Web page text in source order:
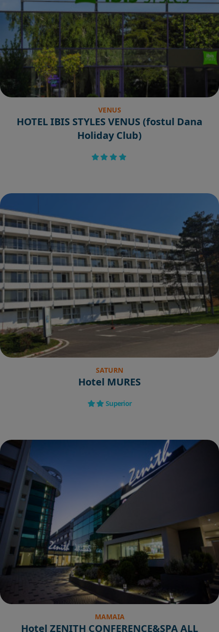
VENUS
HOTEL IBIS STYLES VENUS (fostul Dana
Holiday Club)
SATURN
Hotel MURES
Superior
MAMAIA
Hotel ZENITH CONFERENCE&SPA ALL